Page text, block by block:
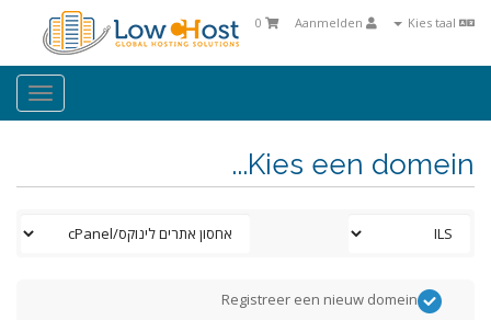
0
Kies een domein...
Registreer een nieuw domein